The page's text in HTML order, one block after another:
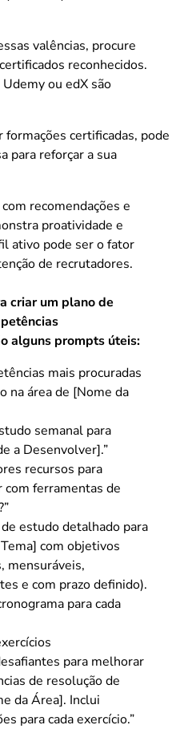
valências, procure
reconhecidos.
ou edX são
certificadas, pode
para reforçar a sua
recomendações e
proatividade e
ativo pode ser o fator
de recrutadores.
criar um plano de
alguns prompts úteis:
mais procuradas
na área de [Nome da
semanal para
a Desenvolver].”
recursos para
com ferramentas de
estudo detalhado para
com objetivos
mensuráveis,
e com prazo definido).
para cada
para melhorar
de resolução de
da Área]. Inclui
para cada exercício.”